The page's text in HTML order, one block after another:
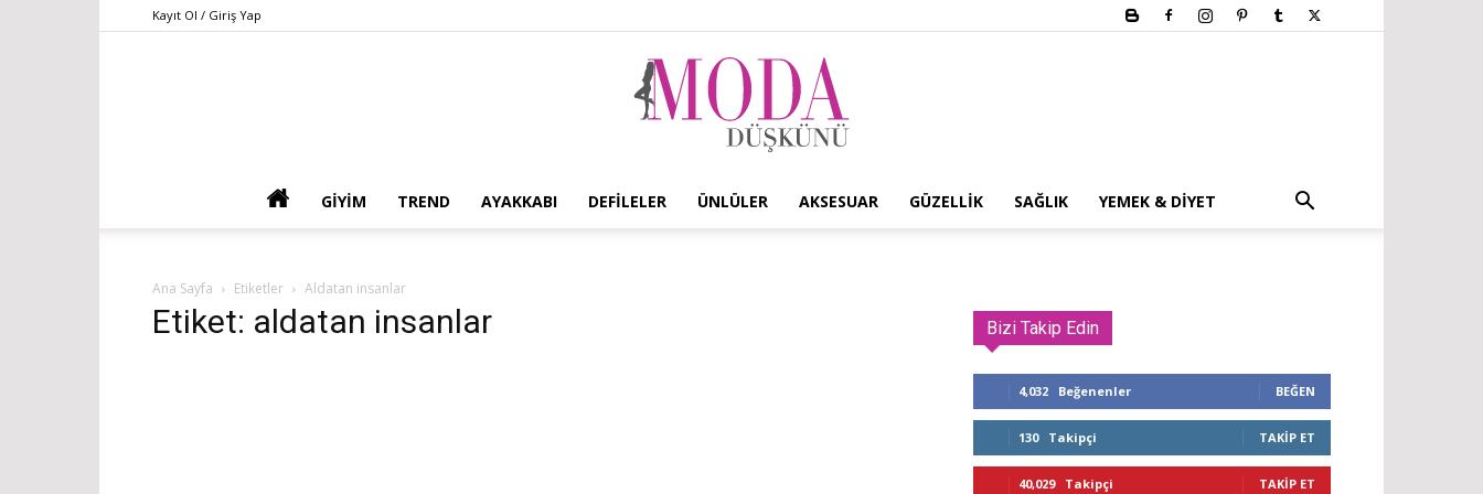
Kayıt Ol / Giriş Yap
GIYIM TREND AYAKKABI DEFILELER ÜNLÜLER AKSESUAR GÜZELLIK SAĞLIK YEMEK & DIYET
Ana Sayfa Etiketler Aldatan insanlar
Etiket: aldatan insanlar Bizi Takip Edin
4,032 Beğenenler BEĞEN
130 Takipçi TAKIP ET
40,029 Takipçi TAKIP ET